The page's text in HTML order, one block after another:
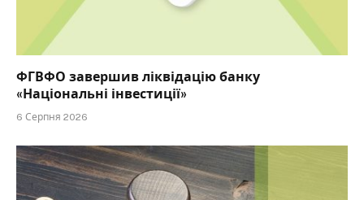
ФГВФО завершив ліквідацію банку
«Національні інвестиції»
6 Серпня 2026